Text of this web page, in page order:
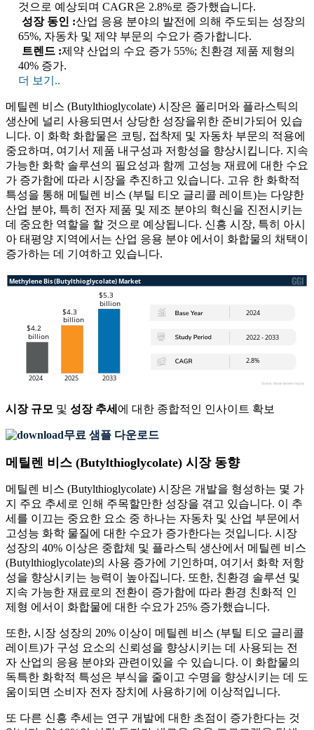
것으로 예상되며 CAGR은 2.8%로 증가했습니다.
성장 동인 :산업 응용 분야의 발전에 의해 주도되는 성장의
65%, 자동차 및 제약 부문의 수요가 증가합니다.
트렌드 :제약 산업의 수요 증가 55%; 친환경 제품 제형의
40% 증가.
더 보기..
메틸렌 비스 (Butylthioglycolate) 시장은 폴리머와 플라스틱의
생산에 널리 사용되면서 상당한 성장을위한 준비가되어 있습
니다. 이 화학 화합물은 코팅, 접착제 및 자동차 부문의 적용에
중요하며, 여기서 제품 내구성과 저항성을 향상시킵니다. 지속
가능한 화학 솔루션의 필요성과 함께 고성능 재료에 대한 수요
가 증가함에 따라 시장을 추진하고 있습니다. 고유 한 화학적
특성을 통해 메틸렌 비스 (부틸 티오 글리콜 레이트)는 다양한
산업 분야, 특히 전자 제품 및 제조 분야의 혁신을 진전시키는
데 중요한 역할을 할 것으로 예상됩니다. 신흥 시장, 특히 아시
아 태평양 지역에서는 산업 응용 분야 에서이 화합물의 채택이
증가하는 데 기여하고 있습니다.
시장 규모 및 성장 추세 에 대한 종합적인 인사이트 확보
무료 샘플 다운로드
메틸렌 비스 (Butylthioglycolate) 시장 동향
메틸렌 비스 (Butylthioglycolate) 시장은 개발을 형성하는 몇 가
지 주요 추세로 인해 주목할만한 성장을 겪고 있습니다. 이 추
세를 이끄는 중요한 요소 중 하나는 자동차 및 산업 부문에서
고성능 화학 물질에 대한 수요가 증가한다는 것입니다. 시장
성장의 40% 이상은 중합체 및 플라스틱 생산에서 메틸렌 비스
(Butylthioglycolate)의 사용 증가에 기인하며, 여기서 화학 저항
성을 향상시키는 능력이 높아집니다. 또한, 친환경 솔루션 및
지속 가능한 재료로의 전환이 증가함에 따라 환경 친화적 인
제형 에서이 화합물에 대한 수요가 25% 증가했습니다.
또한, 시장 성장의 20% 이상이 메틸렌 비스 (부틸 티오 글리콜
레이트)가 구성 요소의 신뢰성을 향상시키는 데 사용되는 전
자 산업의 응용 분야와 관련이있을 수 있습니다. 이 화합물의
독특한 화학적 특성은 부식을 줄이고 수명을 향상시키는 데 도
움이되면 소비자 전자 장치에 사용하기에 이상적입니다.
또 다른 신흥 추세는 연구 개발에 대한 초점이 증가한다는 것